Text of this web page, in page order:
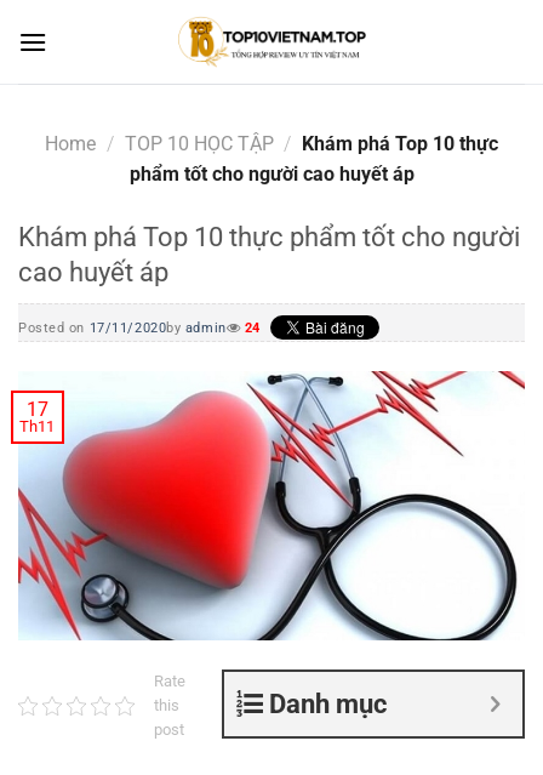
Home / TOP 10 HỌC TẬP / Khám phá Top 10 thực
phẩm tốt cho người cao huyết áp
Khám phá Top 10 thực phẩm tốt cho người
cao huyết áp
Posted on 17/11/2020by admin 24
17
Th11
Danh mục
Rate
this
post